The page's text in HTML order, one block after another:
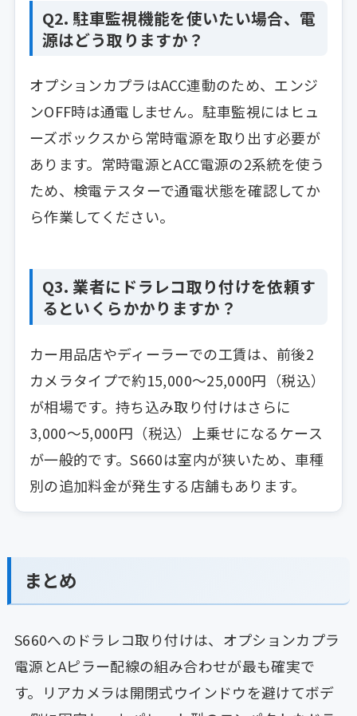
Q2. 駐車監視機能を使いたい場合、電
源はどう取りますか？
オプションカプラはACC連動のため、エンジ
ンOFF時は通電しません。駐車監視にはヒュ
ーズボックスから常時電源を取り出す必要が
あります。常時電源とACC電源の2系統を使う
ため、検電テスターで通電状態を確認してか
ら作業してください。
Q3. 業者にドラレコ取り付けを依頼す
るといくらかかりますか？
カー用品店やディーラーでの工賃は、前後2
カメラタイプで約15,000〜25,000円（税込）
が相場です。持ち込み取り付けはさらに
3,000〜5,000円（税込）上乗せになるケース
が一般的です。S660は室内が狭いため、車種
別の追加料金が発生する店舗もあります。
まとめ
S660へのドラレコ取り付けは、オプションカプラ
電源とAピラー配線の組み合わせが最も確実で
す。リアカメラは開閉式ウインドウを避けてボデ